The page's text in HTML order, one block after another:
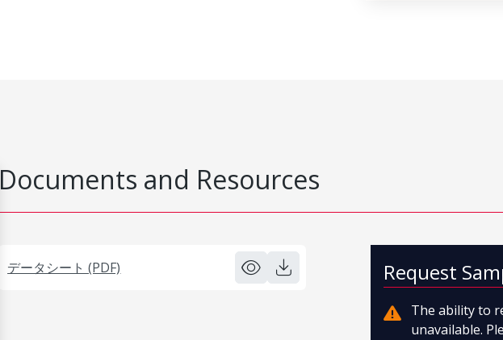
Documents and Resources
データシート (PDF) Request
The ability to
unavailable.